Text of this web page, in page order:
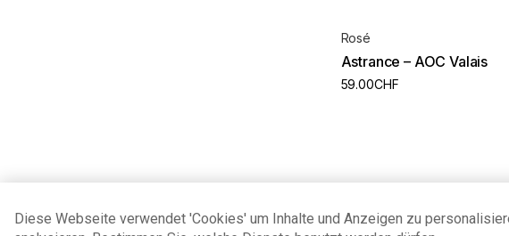
Rosé
Astrance – AOC Valais
59.00CHF
Diese Webseite verwendet 'Cookies' um Inhalte und Anzeigen zu